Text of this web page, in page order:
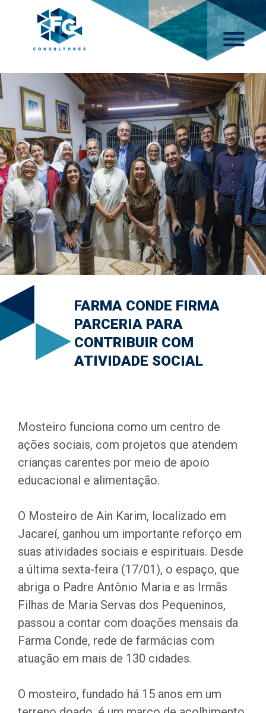
FARMA CONDE FIRMA
PARCERIA PARA
CONTRIBUIR COM
ATIVIDADE SOCIAL
Mosteiro funciona como um centro de
ações sociais, com projetos que atendem
crianças carentes por meio de apoio
educacional e alimentação.
O Mosteiro de Ain Karim, localizado em
Jacareí, ganhou um importante reforço em
suas atividades sociais e espirituais. Desde
a última sexta-feira (17/01), o espaço, que
abriga o Padre Antônio Maria e as Irmãs
Filhas de Maria Servas dos Pequeninos,
passou a contar com doações mensais da
Farma Conde, rede de farmácias com
atuação em mais de 130 cidades.
O mosteiro, fundado há 15 anos em um